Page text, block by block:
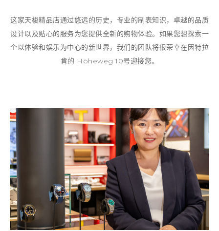
这家天梭精品店通过悠远的历史，专业的制表知识，卓越的品质
设计以及贴心的服务为您提供全新的购物体验。如果您想探索一
个以体验和娱乐为中心的新世界，我们的团队将很荣幸在因特拉
肯的 Höheweg 10号迎接您。